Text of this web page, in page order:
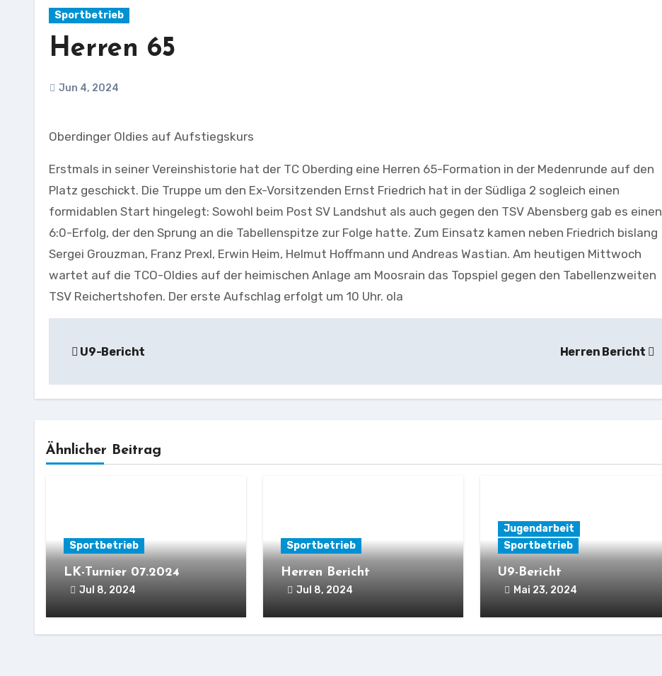
Sportbetrieb
Herren 65
Jun 4, 2024
Oberdinger Oldies auf Aufstiegskurs
Erstmals in seiner Vereinshistorie hat der TC Oberding eine Herren 65-Formation in der Medenrunde auf den
Platz geschickt. Die Truppe um den Ex-Vorsitzenden Ernst Friedrich hat in der Südliga 2 sogleich einen
formidablen Start hingelegt: Sowohl beim Post SV Landshut als auch gegen den TSV Abensberg gab es einen
6:0-Erfolg, der den Sprung an die Tabellenspitze zur Folge hatte. Zum Einsatz kamen neben Friedrich bislang
Sergei Grouzman, Franz Prexl, Erwin Heim, Helmut Hoffmann und Andreas Wastian. Am heutigen Mittwoch
wartet auf die TCO-Oldies auf der heimischen Anlage am Moosrain das Topspiel gegen den Tabellenzweiten
TSV Reichertshofen. Der erste Aufschlag erfolgt um 10 Uhr. ola
Navigation
U9-Bericht Herren Bericht
Ähnlicher Beitrag
Sportbetrieb
LK-Turnier 07.2024
Jul 8, 2024
Sportbetrieb
Herren Bericht
Jul 8, 2024
Jugendarbeit
Sportbetrieb
U9-Bericht
Mai 23, 2024